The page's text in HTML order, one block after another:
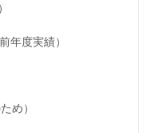
年度実績）
め）